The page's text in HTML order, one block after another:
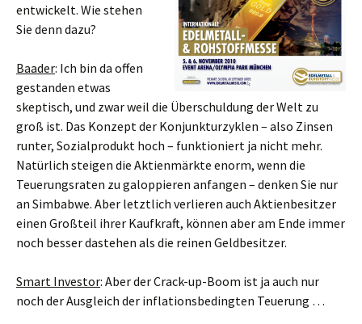
entwickelt. Wie stehen
Sie denn dazu?
Baader: Ich bin da offen
gestanden etwas
skeptisch, und zwar weil die Überschuldung der Welt zu
groß ist. Das Konzept der Konjunkturzyklen – also Zinsen
runter, Sozialprodukt hoch – funktioniert ja nicht mehr.
Natürlich steigen die Aktienmärkte enorm, wenn die
Teuerungsraten zu galoppieren anfangen – denken Sie nur
an Simbabwe. Aber letztlich verlieren auch Aktienbesitzer
einen Großteil ihrer Kaufkraft, können aber am Ende immer
noch besser dastehen als die reinen Geldbesitzer.
Smart Investor: Aber der Crack-up-Boom ist ja auch nur
noch der Ausgleich der inflationsbedingten Teuerung …